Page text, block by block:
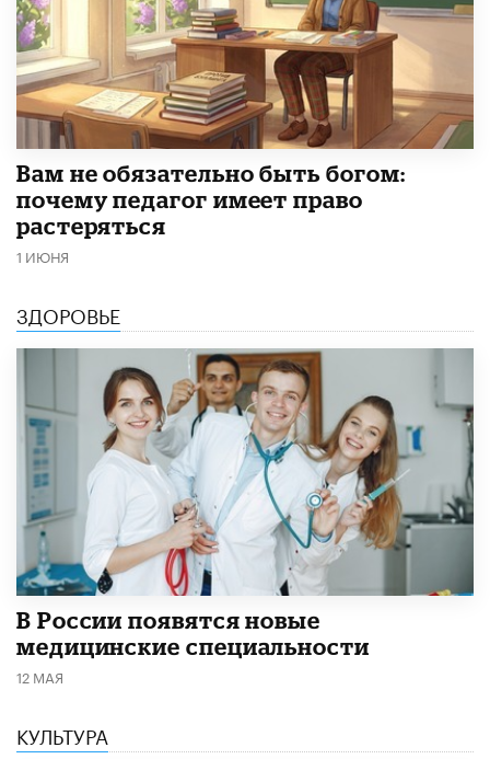
​Вам не обязательно быть богом:
почему педагог имеет право
растеряться
1 ИЮНЯ
ЗДОРОВЬЕ
В России появятся новые
медицинские специальности
12 МАЯ
КУЛЬТУРА